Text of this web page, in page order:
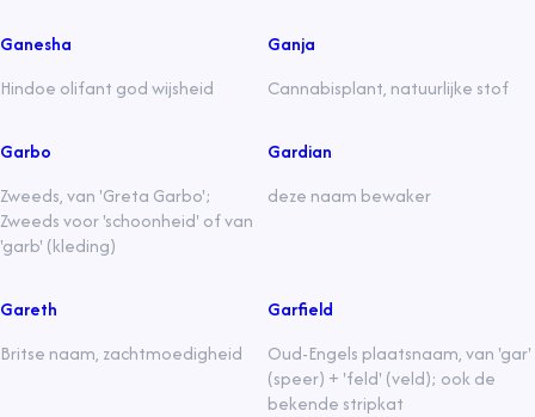
Ganesha
Hindoe olifant god wijsheid
Ganja
Cannabisplant, natuurlijke stof
Garbo
Zweeds, van 'Greta Garbo';
Zweeds voor 'schoonheid' of van
'garb' (kleding)
Gardian
deze naam bewaker
Gareth
Britse naam, zachtmoedigheid
Garfield
Oud-Engels plaatsnaam, van 'gar'
(speer) + 'feld' (veld); ook de
bekende stripkat